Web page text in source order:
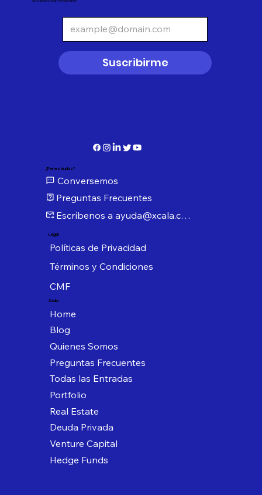
¿Tienes dudas?
Conversemos
Preguntas Frecuentes
Escríbenos a ayuda@xcala.com
Legal
Políticas de Privacidad
Términos y Condiciones
CMF
Xcala
Home
Blog
Quienes Somos
Preguntas Frecuentes
Todas las Entradas
Portfolio
Real Estate
Deuda Privada
Venture Capital
Hedge Funds
Suscribirme